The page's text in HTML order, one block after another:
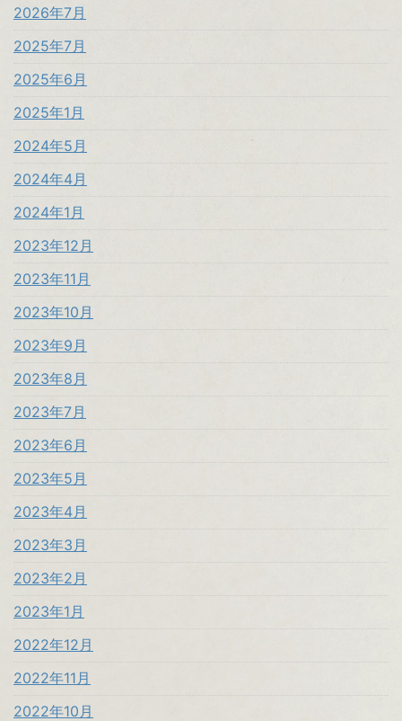
2026年7月
2025年7月
2025年6月
2025年1月
2024年5月
2024年4月
2024年1月
2023年12月
2023年11月
2023年10月
2023年9月
2023年8月
2023年7月
2023年6月
2023年5月
2023年4月
2023年3月
2023年2月
2023年1月
2022年12月
2022年11月
2022年10月